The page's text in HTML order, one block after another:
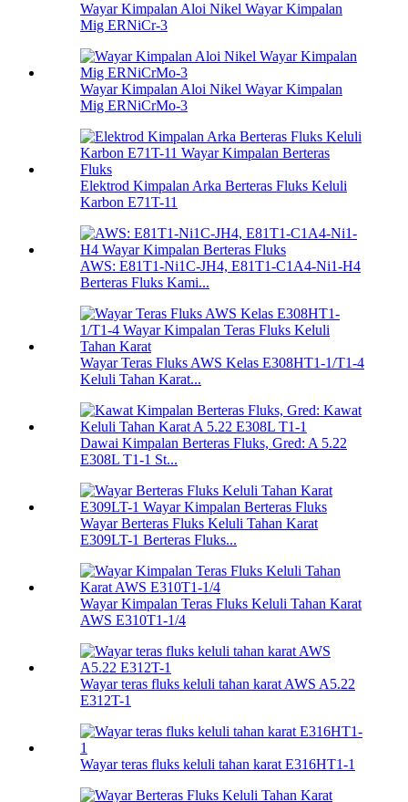
Wayar Kimpalan Aloi Nikel Wayar Kimpalan
Mig ERNiCr-3
Wayar Kimpalan Aloi Nikel Wayar Kimpalan
Mig ERNiCrMo-3
Elektrod Kimpalan Arka Berteras Fluks Keluli
Karbon E71T-11
AWS: E81T1-Ni1C-JH4, E81T1-C1A4-Ni1-H4
Berteras Fluks Kami...
Wayar Teras Fluks AWS Kelas E308HT1-1/T1-4
Keluli Tahan Karat...
Dawai Kimpalan Berteras Fluks, Gred: A 5.22
E308L T1-1 St...
Wayar Berteras Fluks Keluli Tahan Karat
E309LT-1 Berteras Fluks...
Wayar Kimpalan Teras Fluks Keluli Tahan Karat
AWS E310T1-1/4
Wayar teras fluks keluli tahan karat AWS A5.22
E312T-1
Wayar teras fluks keluli tahan karat E316HT1-1